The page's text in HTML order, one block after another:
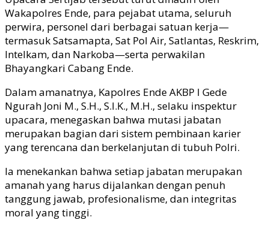
Wakapolres Ende, para pejabat utama, seluruh
perwira, personel dari berbagai satuan kerja—
termasuk Satsamapta, Sat Pol Air, Satlantas, Reskrim,
Intelkam, dan Narkoba—serta perwakilan
Bhayangkari Cabang Ende.
Dalam amanatnya, Kapolres Ende AKBP I Gede
Ngurah Joni M., S.H., S.I.K., M.H., selaku inspektur
upacara, menegaskan bahwa mutasi jabatan
merupakan bagian dari sistem pembinaan karier
yang terencana dan berkelanjutan di tubuh Polri.
Ia menekankan bahwa setiap jabatan merupakan
amanah yang harus dijalankan dengan penuh
tanggung jawab, profesionalisme, dan integritas
moral yang tinggi.